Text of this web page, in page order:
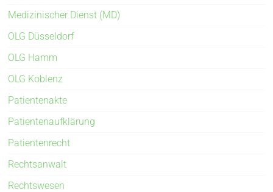
Medizinischer Dienst (MD)
OLG Düsseldorf
OLG Hamm
OLG Koblenz
Patientenakte
Patientenaufklärung
Patientenrecht
Rechtsanwalt
Rechtswesen